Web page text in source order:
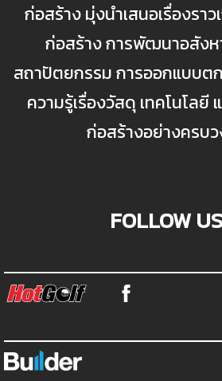
ก่อสร้าง มุ่งนำเสนอเรื่องรา
ก่อสร้าง การพัฒนาอสัง
สถาปัตยกรรม การออกแบบ
ความรู้เรื่องวัสดุ เทคโนโลยี
ก่อสร้างอย่างครบ
FOLLOW US